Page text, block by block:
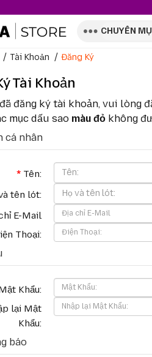
CHUYÊN
Tài Khoản Đăng Ký
Tài Khoản
đăng ký tài khoản, vui lòng
mục dấu sao màu đỏ không
cá nhân
Tên:
tên lót:
E-Mail
Thoại:
Khẩu:
lại Mật
Khẩu:
báo